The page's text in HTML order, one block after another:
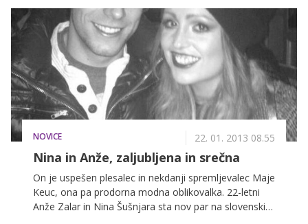
pravi, ni bilo vedno tako, saj je bil kot otrok pravi
'debelinko'. Milutinovič je navdušen nad Severino kot
varovanko, saj da je zelo disciplinirana in prava
perfekcionistka, celo v petkah trenira, da bi bila na
turnejo kar najbolje pripravljena.
NOVICE 22. 01. 2013 08.55
Nina in Anže, zaljubljena in srečna
On je uspešen plesalec in nekdanji spremljevalec Maje
Keuc, ona pa prodorna modna oblikovalka. 22-letni
Anže Zalar in Nina Šušnjara sta nov par na slovenski